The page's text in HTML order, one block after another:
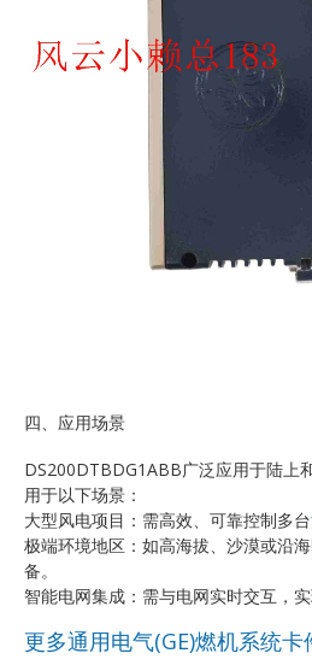
四、应用场景
DS200DTBDG1ABB广泛应用于陆上
用于以下场景：
大型风电项目：需高效、可靠控制多台
极端环境地区：如高海拔、沙漠或沿
备。
智能电网集成：需与电网实时交互，
更多通用电气(GE)燃机系统卡